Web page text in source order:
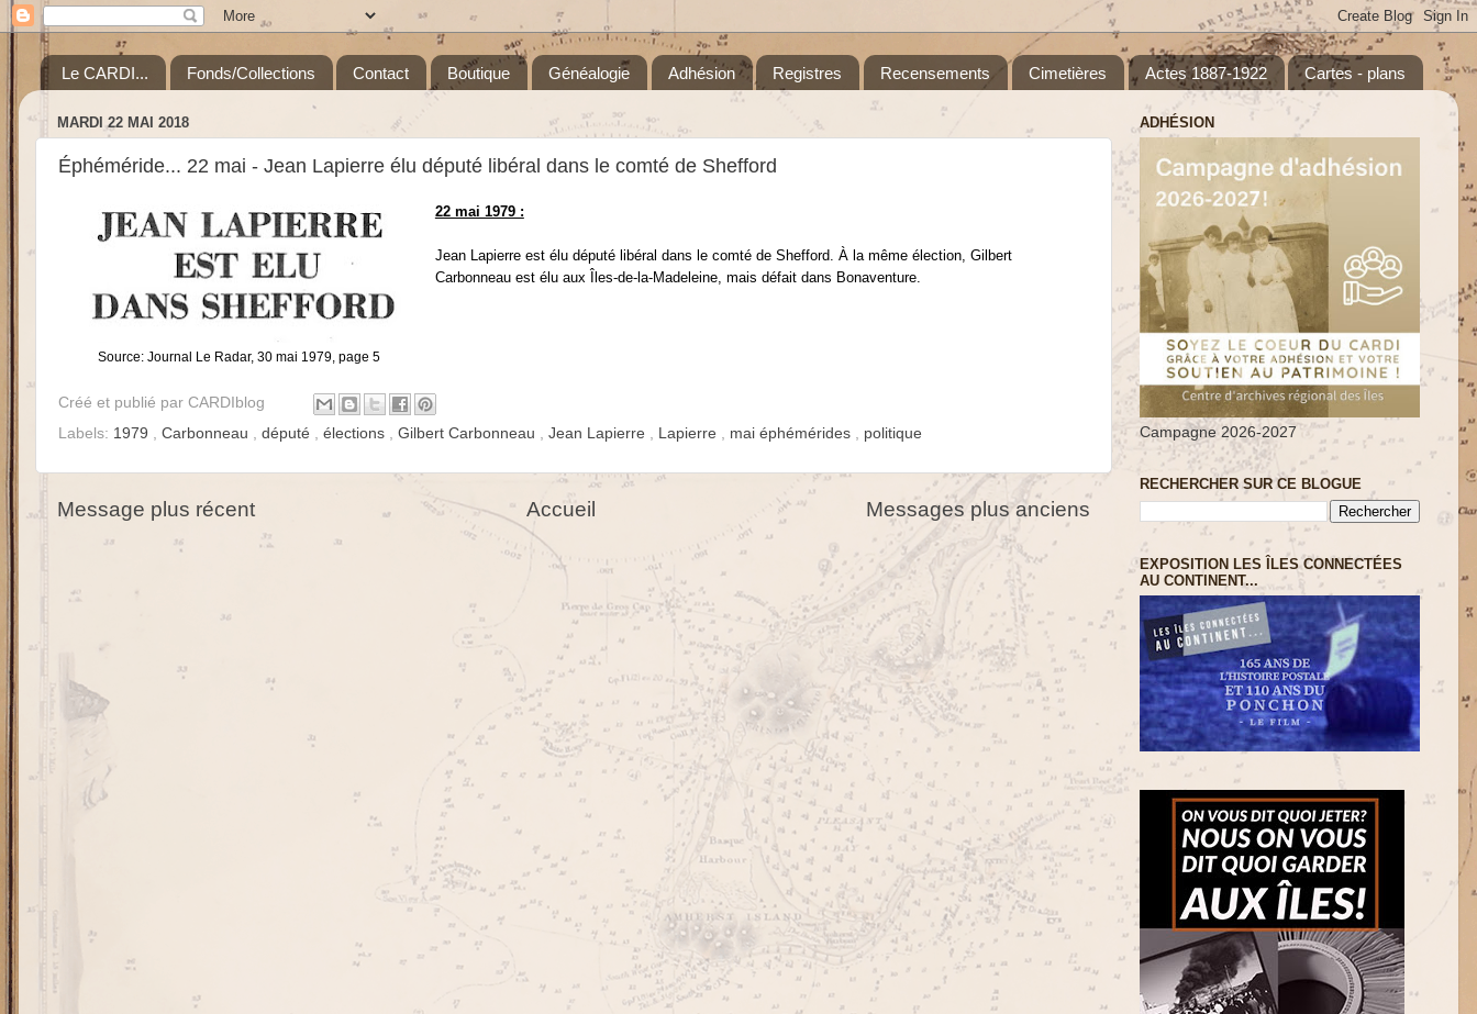
Le CARDI... Fonds/Collections Contact Boutique Généalogie Adhésion Registres Recensements Cimetières Actes 1887-1922 Cartes - plans
MARDI 22 MAI 2018
Éphéméride... 22 mai - Jean Lapierre élu député libéral dans le comté de Shefford
Source: Journal Le Radar, 30 mai 1979, page 5
22 mai 1979 :
Jean Lapierre est élu député libéral dans le comté de Shefford. À la même élection, Gilbert
Carbonneau est élu aux Îles-de-la-Madeleine, mais défait dans Bonaventure.
Créé et publié par CARDIblog
Labels: 1979 , Carbonneau , député , élections , Gilbert Carbonneau , Jean Lapierre , Lapierre , mai éphémérides , politique
Message plus récent Messages plus anciens
Accueil
ADHÉSION
Campagne 2026-2027
RECHERCHER SUR CE BLOGUE
EXPOSITION LES ÎLES CONNECTÉES
AU CONTINENT...